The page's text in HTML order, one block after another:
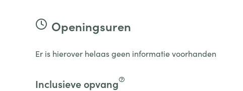
Openingsuren
Er is hierover helaas geen informatie voorhanden
Inclusieve opvang